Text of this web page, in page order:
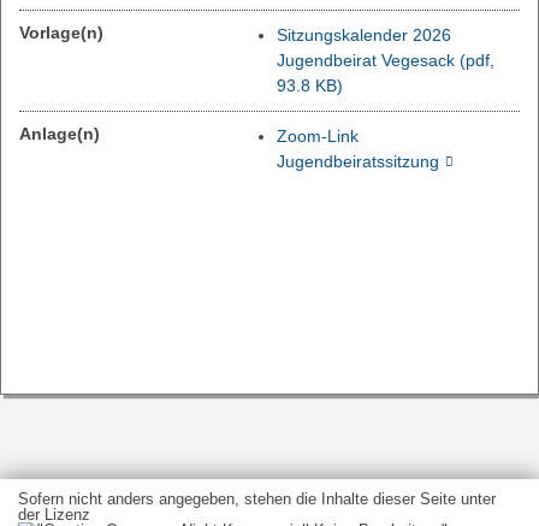
Vorlage(n)
Sitzungskalender 2026
Jugendbeirat Vegesack (pdf,
93.8 KB)
Anlage(n)
Zoom-Link
Jugendbeiratssitzung
Sofern nicht anders angegeben, stehen die Inhalte dieser Seite unter
der Lizenz